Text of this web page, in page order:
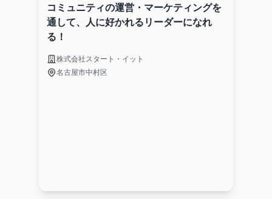
コミュニティの運営・マーケティングを
通して、人に好かれるリーダーになれ
る！
株式会社スタート・イット
名古屋市中村区